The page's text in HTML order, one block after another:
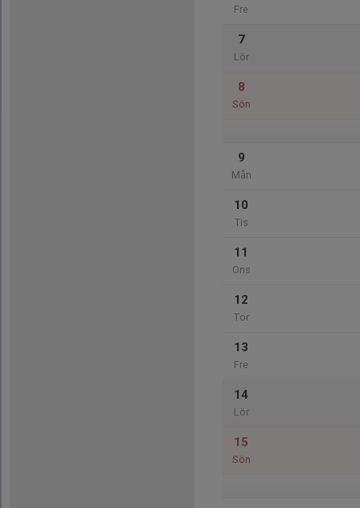
Fre
7
Lör
8
Sön
9
Mån
10
Tis
11
Ons
12
Tor
13
Fre
14
Lör
15
Sön